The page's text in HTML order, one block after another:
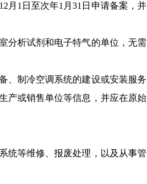
月1日至次年1月31日申请备案，并
析试剂和电子特气的单位，无需
制冷空调系统的建设或安装服务
产或销售单位等信息，并应在原始
等维修、报废处理，以及从事管